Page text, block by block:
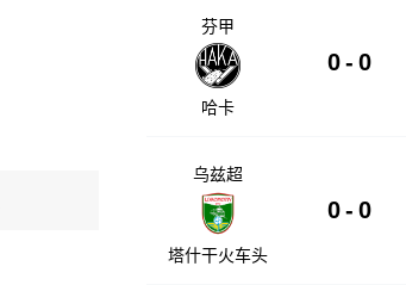
芬甲
哈卡
0 - 0
乌兹超
塔什干火车头
0 - 0